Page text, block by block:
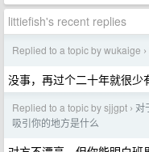
littiefish's recent replies
Replied to a topic by wukaige ›
没事，再过个二十年就很少
Replied to a topic by sjjgpt › 对
吸引你的地方是什么